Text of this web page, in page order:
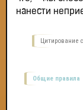
нанести
Цитирование
Общие правила